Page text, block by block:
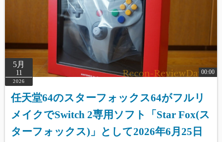
5月
11
2026
00:00
任天堂64のスターフォックス64がフルリ
メイクでSwitch 2専用ソフト「Star Fox(ス
ターフォックス)」として2026年6月25日